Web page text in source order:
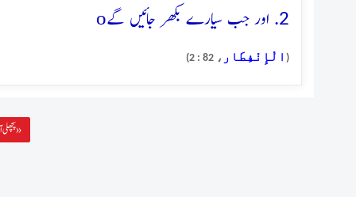
2. اور جب سیارے بکھر جائیں گے o
( الْإِنْفِطَار ، 82 : 2)
پچھلی آیت »